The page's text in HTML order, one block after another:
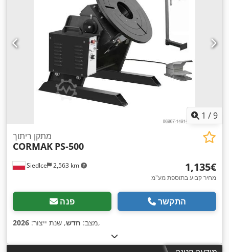
1 /9
Siedlce 2,563 km
מתקן ריתוך
CORMAK PS-500
‏1,135 ‏€
מחיר קבוע בתוספת מע"מ
פנה התקשר
מצב: חדש, שנת ייצור: 2026 ,